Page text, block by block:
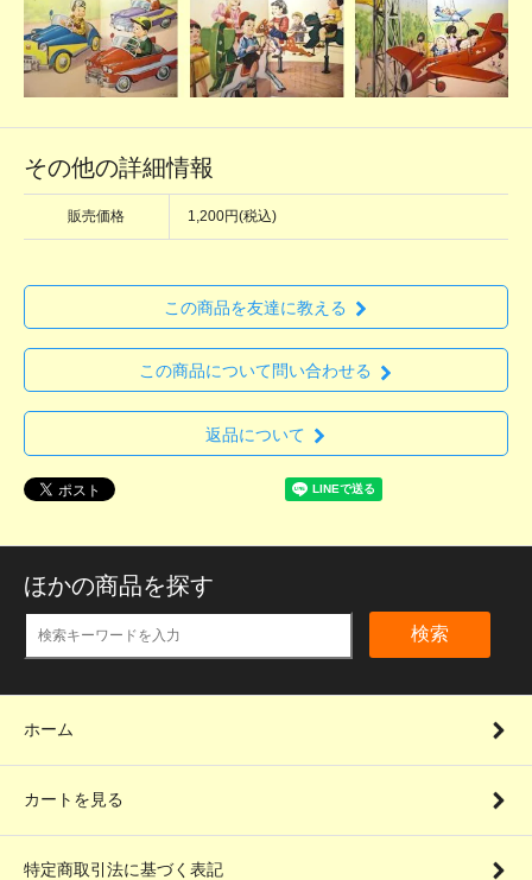
その他の詳細情報
販売価格 1,200円(税込)
この商品を友達に教える
この商品について問い合わせる
返品について
ほかの商品を探す
検索
ホーム
カートを見る
特定商取引法に基づく表記